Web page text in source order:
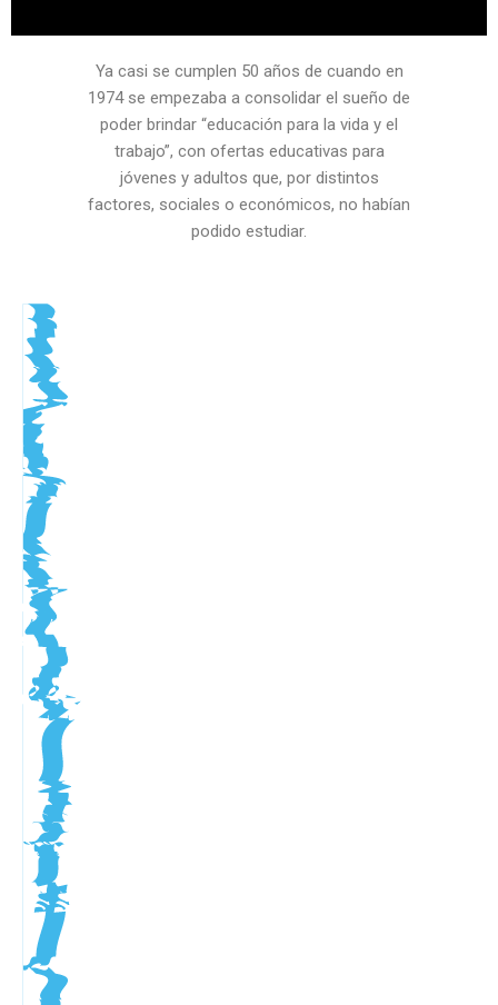
Ya casi se cumplen 50 años de cuando en
1974 se empezaba a consolidar el sueño de
poder brindar “educación para la vida y el
trabajo”, con ofertas educativas para
jóvenes y adultos que, por distintos
factores, sociales o económicos, no habían
podido estudiar.